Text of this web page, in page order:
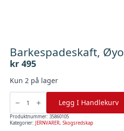
Barkespadeskaft, Øyo
kr 495
Kun 2 på lager
Barkespadeskaft,
antall Legg I Handlekurv
Produktnummer: 35860105
Kategorier: JERNVARER, Skogsredskap